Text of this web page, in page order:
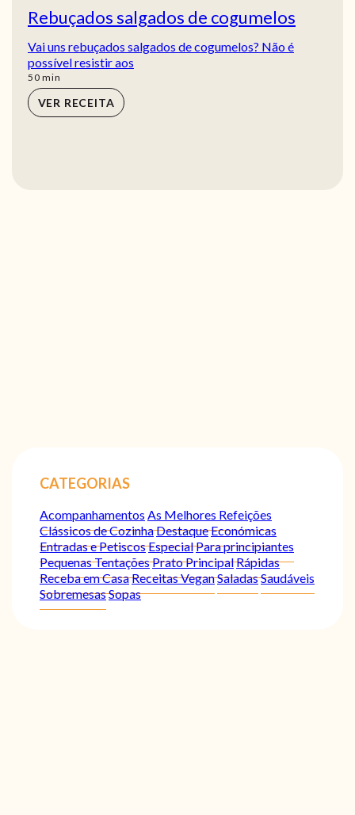
Rebuçados salgados de cogumelos
Vai uns rebuçados salgados de cogumelos? Não é
possível resistir aos
50min
min
VER RECEITA
CATEGORIAS
Acompanhamentos As Melhores Refeições
Clássicos de CozinhaDestaqueEconómicas
Entradas e PetiscosEspecialPara principiantes
Pequenas TentaçõesPrato PrincipalRápidas
Receba em CasaReceitas VeganSaladasSaudáveis
SobremesasSopas